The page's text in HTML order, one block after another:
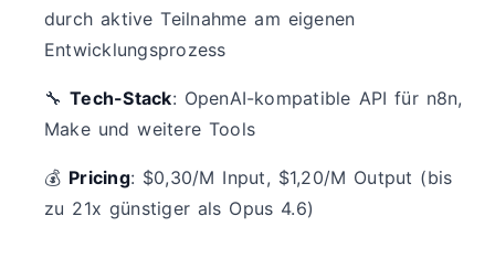
durch aktive Teilnahme am eigenen
Entwicklungsprozess
🔧Tech-Stack: OpenAI-kompatible API für n8n,
Make und weitere Tools
💰 Pricing: $0,30/M Input, $1,20/M Output (bis
zu 21x günstiger als Opus 4.6)